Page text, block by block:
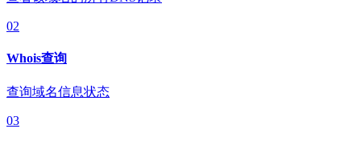
02
Whois查询
查询域名信息状态
03